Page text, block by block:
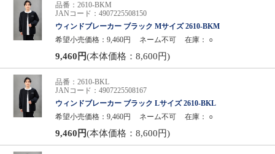
品番：2610-BKM
JANコード：4907225508150
ウィンドブレーカー ブラック Mサイズ 2610-BKM
希望小売価格：9,460円
ネーム不可 在庫： ○
9,460円(本体価格：8,600円)
品番：2610-BKL
JANコード：4907225508167
ウィンドブレーカー ブラック Lサイズ 2610-BKL
希望小売価格：9,460円
ネーム不可 在庫： ○
9,460円(本体価格：8,600円)